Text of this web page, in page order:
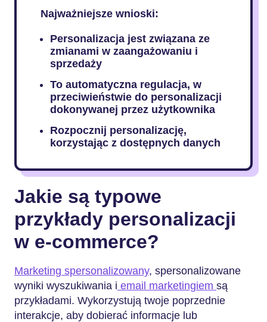
Najważniejsze wnioski:
Personalizacja jest związana ze
zmianami w zaangażowaniu i
sprzedaży
To automatyczna regulacja, w
przeciwieństwie do personalizacji
dokonywanej przez użytkownika
Rozpocznij personalizację,
korzystając z dostępnych danych
Jakie są typowe
przykłady personalizacji
w e-commerce?
Marketing spersonalizowany, spersonalizowane
wyniki wyszukiwania i email marketingiem są
przykładami. Wykorzystują twoje poprzednie
interakcje, aby dobierać informacje lub